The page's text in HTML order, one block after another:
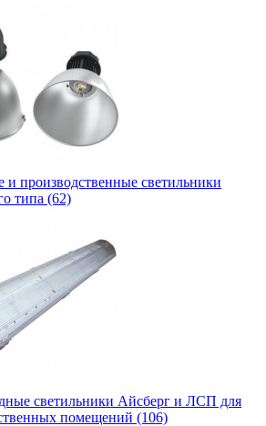
и производственные светильники
типа (62)
светильники Айсберг и ЛСП для
помещений (106)